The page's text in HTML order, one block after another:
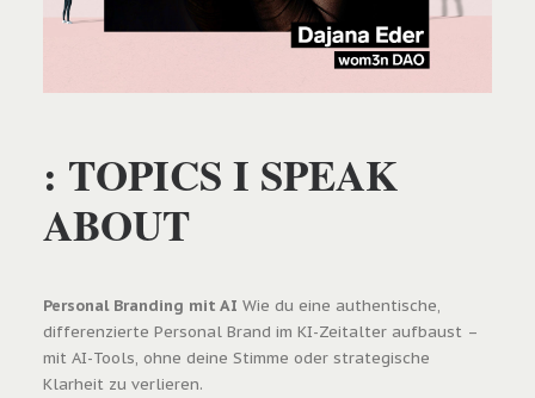
: TOPICS I SPEAK
ABOUT
Personal Branding mit AI Wie du eine authentische,
differenzierte Personal Brand im KI-Zeitalter aufbaust –
mit AI-Tools, ohne deine Stimme oder strategische
Klarheit zu verlieren.